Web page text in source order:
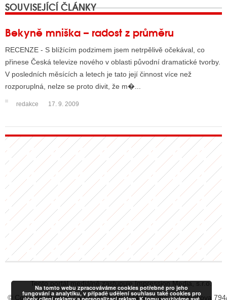
RADIA
RÁDIÍ
VYSÍLAČE
TELEVIZE
TELEVIZÍ
VYSÍLAČE
INTERNET
RÁDIA
STRÁNKY RÁDIÍ
STRÁNKY TV
TISK
SOUVISEJÍCÍ ČLÁNKY
Bekyně mniška – radost z průměru
RECENZE - S blížícím podzimem jsem netrpělivě očekával, co
přinese Česká televize nového v oblasti původní dramatické tvorby.
V posledních měsících a letech je tato její činnost více než
rozporuplná, nelze se proto divit, že m�...
redakce 17. 9. 2009
Tento portál mediálně zastupuje Impression Media, s.r.o.
© Copyright RadiaCZ s.r.o., IČO: 06533434, Sídlo: Koperníkova
Na tomto webu zpracováváme cookies potřebné pro jeho
fungování a analytiku, v případě udělení souhlasu také cookies pro